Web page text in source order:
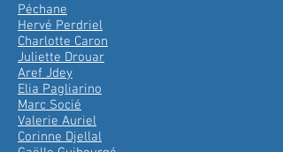
Péchane
Hervé Perdriel
Charlotte Caron
Juliette Drouar
Aref Jdey
Elia Pagliarino
Marc Socié
Valerie Auriel
Corinne Djellal